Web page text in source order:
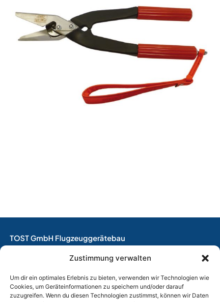
Zustimmung verwalten
Um dir ein optimales Erlebnis zu bieten, verwenden wir Technologien wie
Cookies, um Geräteinformationen zu speichern und/oder darauf
zuzugreifen. Wenn du diesen Technologien zustimmst, können wir Daten
TOST GmbH Flugzeuggerätebau
EASA Instandhaltungsbetrieb
Thalkirchner Straße 62